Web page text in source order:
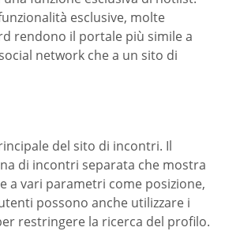
esclusive, molte
rendono il portale più simile a
network che a un sito di
del sito di incontri. Il
di incontri separata che mostra
a vari parametri come posizione,
possono anche utilizzare i
restringere la ricerca del profilo.